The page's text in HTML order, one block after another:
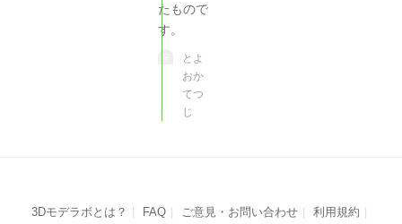
たもので
す。
とよ
おか
てつ
じ
3Dモデラボとは？ FAQ ご意見・お問い合わせ 利用規約